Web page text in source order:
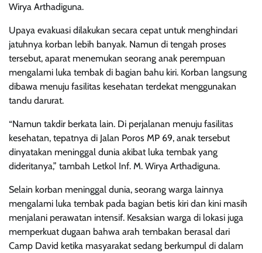
Wirya Arthadiguna.
Upaya evakuasi dilakukan secara cepat untuk menghindari
jatuhnya korban lebih banyak. Namun di tengah proses
tersebut, aparat menemukan seorang anak perempuan
mengalami luka tembak di bagian bahu kiri. Korban langsung
dibawa menuju fasilitas kesehatan terdekat menggunakan
tandu darurat.
“Namun takdir berkata lain. Di perjalanan menuju fasilitas
kesehatan, tepatnya di Jalan Poros MP 69, anak tersebut
dinyatakan meninggal dunia akibat luka tembak yang
dideritanya,” tambah Letkol Inf. M. Wirya Arthadiguna.
Selain korban meninggal dunia, seorang warga lainnya
mengalami luka tembak pada bagian betis kiri dan kini masih
menjalani perawatan intensif. Kesaksian warga di lokasi juga
memperkuat dugaan bahwa arah tembakan berasal dari
Camp David ketika masyarakat sedang berkumpul di dalam